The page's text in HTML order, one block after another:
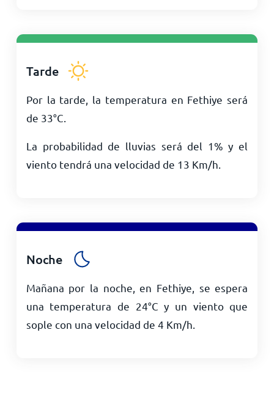
Tarde
Por la tarde, la temperatura en Fethiye será
de 33°C
La probabilidad de lluvias será del 1% y el
viento tendrá una velocidad de 13 Km/h
Noche
Mañana por la noche, en Fethiye, se espera
una temperatura de 24°C y un viento que
sople con una velocidad de 4 Km/h